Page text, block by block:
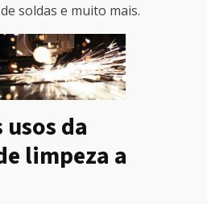
soldas e muito mais.
da
limpeza a